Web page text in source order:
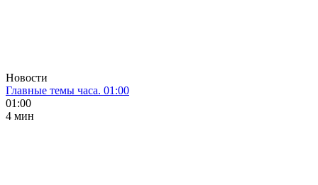
Новости
Главные темы часа. 01:00
01:00
4 мин